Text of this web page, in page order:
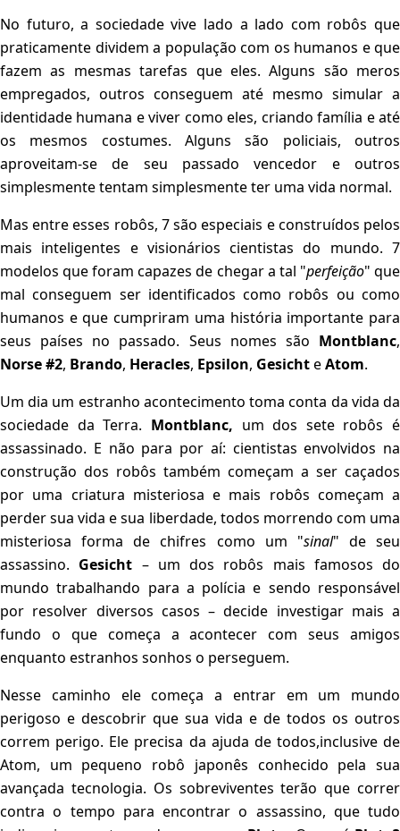
No futuro, a sociedade vive lado a lado com robôs que
praticamente dividem a população com os humanos e que
fazem as mesmas tarefas que eles. Alguns são meros
empregados, outros conseguem até mesmo simular a
identidade humana e viver como eles, criando família e até
os mesmos costumes. Alguns são policiais, outros
aproveitam-se de seu passado vencedor e outros
simplesmente tentam simplesmente ter uma vida normal.
Mas entre esses robôs, 7 são especiais e construídos pelos
mais inteligentes e visionários cientistas do mundo. 7
modelos que foram capazes de chegar a tal "perfeição" que
mal conseguem ser identificados como robôs ou como
humanos e que cumpriram uma história importante para
seus países no passado. Seus nomes são Montblanc,
Norse #2, Brando, Heracles, Epsilon, GesichteAtom.
Um dia um estranho acontecimento toma conta da vida da
sociedade da Terra. Montblanc, um dos sete robôs é
assassinado. E não para por aí: cientistas envolvidos na
construção dos robôs também começam a ser caçados
por uma criatura misteriosa e mais robôs começam a
perder sua vida e sua liberdade, todos morrendo com uma
misteriosa forma de chifres como um "sinal" de seu
assassino. Gesicht – um dos robôs mais famosos do
mundo trabalhando para a polícia e sendo responsável
por resolver diversos casos – decide investigar mais a
fundo o que começa a acontecer com seus amigos
enquanto estranhos sonhos o perseguem.
Nesse caminho ele começa a entrar em um mundo
perigoso e descobrir que sua vida e de todos os outros
correm perigo. Ele precisa da ajuda de todos,inclusive de
Atom, um pequeno robô japonês conhecido pela sua
avançada tecnologia. Os sobreviventes terão que correr
contra o tempo para encontrar o assassino, que tudo